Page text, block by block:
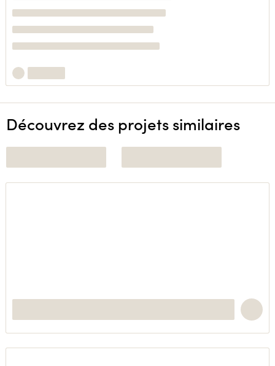
Découvrez des projets similaires